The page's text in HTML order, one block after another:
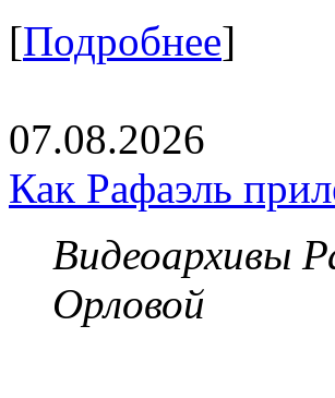
[Подробнее]
07.08.2026
Как Рафаэль
Видеоархивы
Орловой